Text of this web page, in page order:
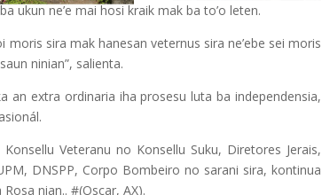
ukun ne’e mai hosi kraik mak ba to’o leten.
sira mak hanesan veternus sira ne’ebe sei moris
ninian”, salienta.
extra ordinaria iha prosesu luta ba independensia,
Veteranu no Konsellu Suku, Diretores Jerais,
DNSPP, Corpo Bombeiro no sarani sira, kontinua
nian.. #(Oscar, AX).